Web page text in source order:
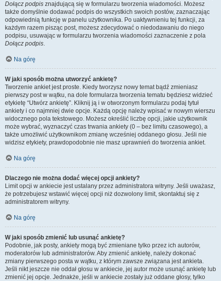
Dołącz podpis znajdującą się w formularzu tworzenia wiadomości. Możesz
także domyślnie dodawać podpis do wszystkich swoich postów, zaznaczając
odpowiednią funkcję w panelu użytkownika. Po uaktywnieniu tej funkcji, za
każdym razem pisząc post, możesz zdecydować o niedodawaniu do niego
podpisu, usuwając w formularzu tworzenia wiadomości zaznaczenie z pola
Dołącz podpis.
Na górę
W jaki sposób można utworzyć ankietę?
Tworzenie ankiet jest proste. Kiedy tworzysz nowy temat bądź zmieniasz
pierwszy post w wątku, na dole formularza tworzenia tematu będziesz widzieć
etykietę “Utwórz ankietę”. Kliknij ją i w otworzonym formularzu podaj tytuł
ankiety i co najmniej dwie opcje. Każdą opcję należy wpisać w nowym wierszu
widocznego pola tekstowego. Możesz określić liczbę opcji, jakie użytkownik
może wybrać, wyznaczyć czas trwania ankiety (0 – bez limitu czasowego), a
także umożliwić użytkownikom zmianę wcześniej oddanego głosu. Jeśli nie
widzisz etykiety, prawdopodobnie nie masz uprawnień do tworzenia ankiet.
Na górę
Dlaczego nie można dodać więcej opcji ankiety?
Limit opcji w ankiecie jest ustalany przez administratora witryny. Jeśli uważasz,
że potrzebujesz wstawić więcej opcji niż dozwolony limit, skontaktuj się z
administratorem witryny.
Na górę
W jaki sposób zmienić lub usunąć ankietę?
Podobnie, jak posty, ankiety mogą być zmieniane tylko przez ich autorów,
moderatorów lub administratorów. Aby zmienić ankietę, należy dokonać
zmiany pierwszego posta w wątku, z którym zawsze związana jest ankieta.
Jeśli nikt jeszcze nie oddał głosu w ankiecie, jej autor może usunąć ankietę lub
zmienić jej opcje. Jednakże, jeśli w ankiecie zostały już oddane głosy, tylko